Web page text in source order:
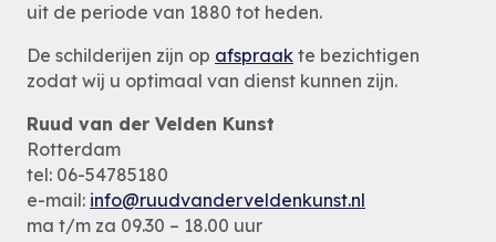
uit de periode van 1880 tot heden.
De schilderijen zijn op afspraak te bezichtigen
zodat wij u optimaal van dienst kunnen zijn.
Ruud van der Velden Kunst
Rotterdam
tel: 06-54785180
e-mail: info@ruudvanderveldenkunst.nl
ma t/m za 09.30 – 18.00 uur